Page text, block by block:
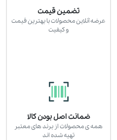
تضمین قیمت
عرضه آنلاین محصولات با بهترین قیمت
و کیفیت
ضمانت اصل بودن کالا
همه ی محصولات از برند های معتبر
تهیه شده اند